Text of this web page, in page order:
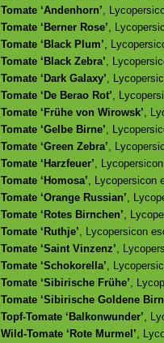
Tomate ‘Andenhorn’ ,
Tomate ‘Berner Rose’ ,
Tomate ‘Black Plum’ ,
Tomate ‘Black Zebra’ ,
Tomate ‘Dark Galaxy’ ,
Tomate ‘De Berao Rot’ ,
Tomate ‘Frühe von Wirowsk’ ,
Tomate ‘Gelbe Birne’ ,
Tomate ‘Green Zebra’ ,
Tomate ‘Harzfeuer’ ,
Tomate ‘Homosa’ , Lycopersicon
Tomate ‘Orange Russian’ ,
Tomate ‘Rotes Birnchen’ ,
Tomate ‘Ruthje’ , Lycopersicon
Tomate ‘Saint Vinzenz’ ,
Tomate ‘Schokorella’ ,
Tomate ‘Sibirische Frühe’ ,
Tomate ‘Sibirische Goldene
Topf-Tomate ‘Balkonwunder’ ,
Wild-Tomate ‘Rote Murmel’ ,